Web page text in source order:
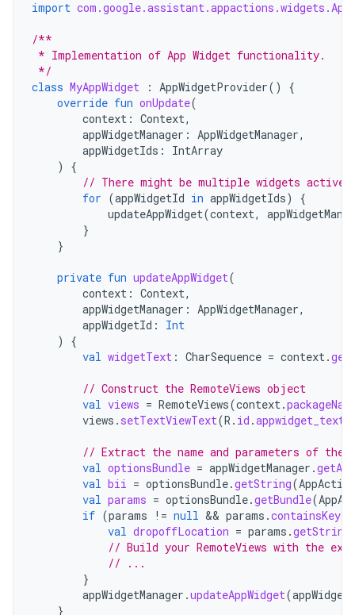
import
/**
* Implementation of App Widget functionality.
*/
class MyAppWidget : AppWidgetProvider()
{
override fun onUpdate(
context : Context,
appWidgetManager : AppWidgetManager,
appWidgetIds :
IntArray
)
{
// There might be multiple widgets
for (appWidgetId in appWidgetIds)
{
updateAppWidget(context,
}
}
private fun updateAppWidget(
context : Context,
appWidgetManager : AppWidgetManager,
appWidgetId :
Int
)
{
val widgetText : CharSequence = context.
// Construct the RemoteViews object
val views = RemoteViews(context.
views . setTextViewText(R . id .appwidget_text
// Extract the name and parameters of
val optionsBundle = appWidgetManager .
val bii = optionsBundle.getString(
val params = optionsBundle.getBundle(
if (params != null && params .containsKey
val dropoffLocation = params .getString
// Build your RemoteViews with the
// ...
}
appWidgetManager .updateAppWidget(
}